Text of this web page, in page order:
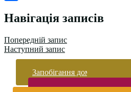
Навігація записів
Попередній запис
Наступний запис
Запобігання домашньому